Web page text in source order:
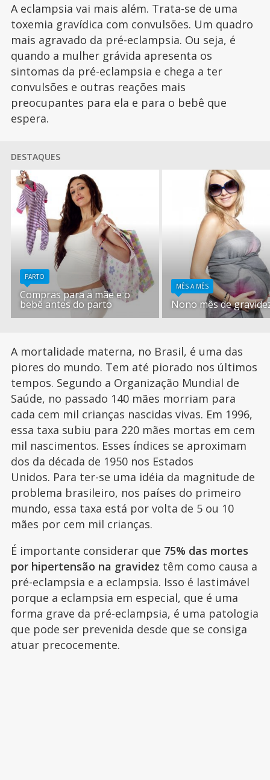
A eclampsia vai mais além. Trata-se de uma
toxemia gravídica com convulsões. Um quadro
mais agravado da pré-eclampsia. Ou seja, é
quando a mulher grávida apresenta os
sintomas da pré-eclampsia e chega a ter
convulsões e outras reações mais
preocupantes para ela e para o bebê que
espera.
DESTAQUES
PARTO
Compras para a mãe e o
bebê antes do parto
MÊS A MÊS
Nono mês de
A mortalidade materna, no Brasil, é uma das
piores do mundo. Tem até piorado nos últimos
tempos. Segundo a Organização Mundial de
Saúde, no passado 140 mães morriam para
cada cem mil crianças nascidas vivas. Em 1996,
essa taxa subiu para 220 mães mortas em cem
mil nascimentos. Esses índices se aproximam
dos da década de 1950 nos Estados
Unidos. Para ter-se uma idéia da magnitude de
problema brasileiro, nos países do primeiro
mundo, essa taxa está por volta de 5 ou 10
mães por cem mil crianças.
É importante considerar que 75% das mortes
por hipertensão na gravidez têm como causa a
pré-eclampsia e a eclampsia. Isso é lastimável
porque a eclampsia em especial, que é uma
forma grave da pré-eclampsia, é uma patologia
que pode ser prevenida desde que se consiga
atuar precocemente.